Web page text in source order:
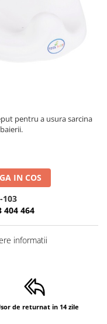
pentru a usura sarcina
IN COS
103
404 464
informatii
de returnat in 14 zile